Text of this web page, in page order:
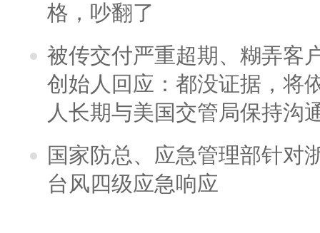
格，吵翻了
被传交付严重超期、糊弄客
创始人回应：都没证据，将
人长期与美国交管局保持沟
国家防总、应急管理部针对
台风四级应急响应